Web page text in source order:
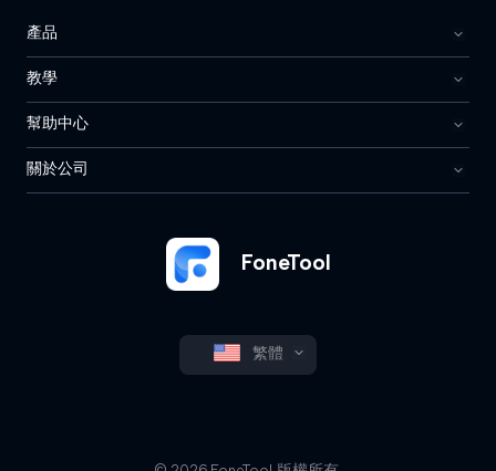
FoneTool
繁體
產品
教學
幫助中心
關於公司